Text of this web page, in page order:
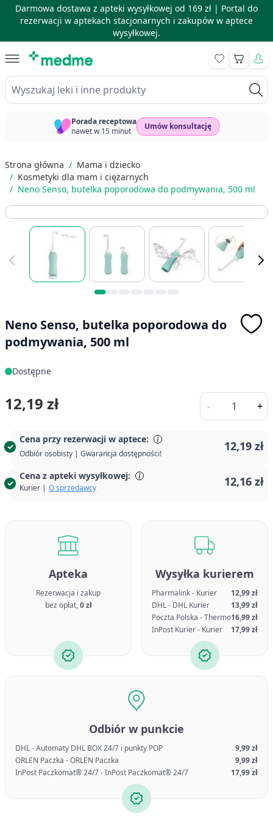
Darmowa dostawa z apteki wysyłkowej od 169 zł | Portal do
rezerwacji w aptekach stacjonarnych i zakupów w aptece
wysyłkowej.
Wyszukaj leki i inne produkty
Koszyk
Porada receptowa
nawet w 15 minut
Umów konsultację
Strona główna / Mama i dziecko
/ Kosmetyki dla mam i ciężarnych
/ Neno Senso, butelka poporodowa do podmywania, 500 ml
Neno Senso, butelka poporodowa do
podmywania, 500 ml
Dostępne
Cena przy rezerwacji w aptece:
Odbiór osobisty | Gwarancja dostępności!
12,19 zł
Cena z apteki wysyłkowej:
Kurier | O sprzedawcy 12,16 zł
12,19 zł -
Ilość
+
Apteka
Rezerwacja i zakup
bez opłat,0 zł
Wysyłka kurierem
Pharmalink - Kurier
12,99 zł
DHL - DHL Kurier
13,99 zł
Poczta Polska - Thermo16,99 zł
InPost Kurier - Kurier
17,99 zł
Odbiór w punkcie
DHL - Automaty DHL BOX 24/7 i punkty POP
9,99 zł
ORLEN Paczka - ORLEN Paczka
9,99 zł
InPost Paczkomat® 24/7 - InPost Paczkomat® 24/7
17,99 zł